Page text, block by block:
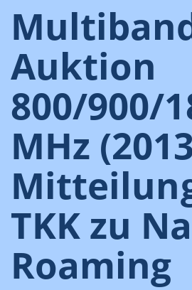
Auktion
800/900/
MHz
TKK zu
Roaming